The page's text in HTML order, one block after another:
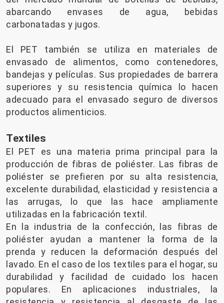
abarcando envases de agua, bebidas
carbonatadas y jugos.
El PET también se utiliza en materiales de
envasado de alimentos, como contenedores,
bandejas y películas. Sus propiedades de barrera
superiores y su resistencia química lo hacen
adecuado para el envasado seguro de diversos
productos alimenticios.
Textiles
El PET es una materia prima principal para la
producción de fibras de poliéster. Las fibras de
poliéster se prefieren por su alta resistencia,
excelente durabilidad, elasticidad y resistencia a
las arrugas, lo que las hace ampliamente
utilizadas en la fabricación textil.
En la industria de la confección, las fibras de
poliéster ayudan a mantener la forma de la
prenda y reducen la deformación después del
lavado. En el caso de los textiles para el hogar, su
durabilidad y facilidad de cuidado los hacen
populares. En aplicaciones industriales, la